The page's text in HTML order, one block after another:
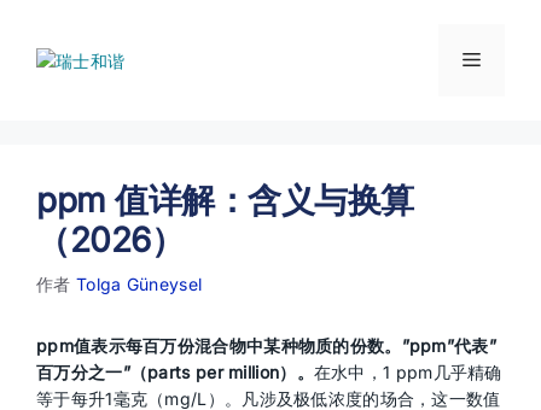
菜
ppm 值详解：含义与换算
（2026）
作者 Tolga Güneysel
ppm值表示每百万份混合物中某种物质的份数。”ppm”代表”
百万分之一”（parts per million）。 在水中，1 ppm几乎精确
等于每升1毫克（mg/L）。凡涉及极低浓度的场合，这一数值